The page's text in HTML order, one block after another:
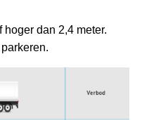
dan 2,4 meter.